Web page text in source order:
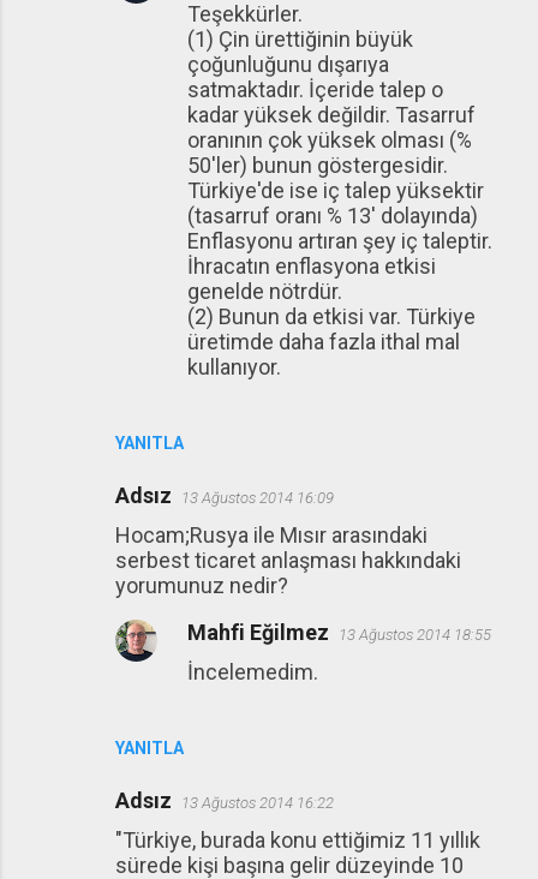
YANITLA
Teşekkürler.
(1) Çin ürettiğinin büyük
çoğunluğunu dışarıya
satmaktadır. İçeride talep o
kadar yüksek değildir. Tasarruf
oranının çok yüksek olması (%
50'ler) bunun göstergesidir.
Türkiye'de ise iç talep yüksektir
(tasarruf oranı % 13' dolayında)
Enflasyonu artıran şey iç taleptir.
İhracatın enflasyona etkisi
genelde nötrdür.
(2) Bunun da etkisi var. Türkiye
üretimde daha fazla ithal mal
kullanıyor.
Adsız 13 Ağustos 2014 16:09
Hocam;Rusya ile Mısır arasındaki
serbest ticaret anlaşması hakkındaki
yorumunuz nedir?
YANITLA
Mahfi Eğilmez 13 Ağustos 2014 18:55
İncelemedim.
Adsız 13 Ağustos 2014 16:22
"Türkiye, burada konu ettiğimiz 11 yıllık
sürede kişi başına gelir düzeyinde 10